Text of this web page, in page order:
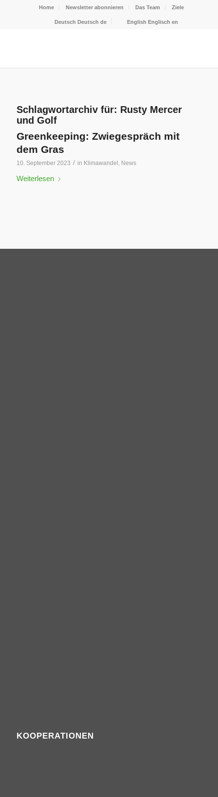
Home Newsletter abonnieren Das Team Ziele
Deutsch Deutsch de English Englisch en
Schlagwortarchiv für: Rusty Mercer
und Golf
Greenkeeping: Zwiegespräch mit
dem Gras
10. September 2023 / in Klimawandel , News
Weiterlesen
KOOPERATIONEN